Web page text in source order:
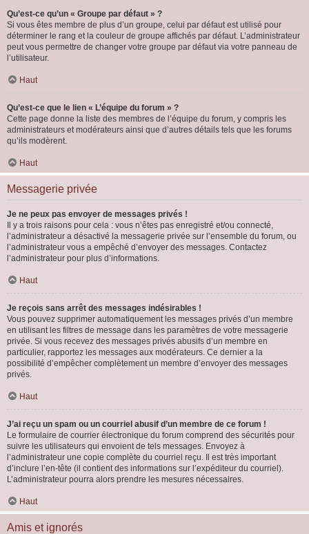
Qu’est-ce qu’un « Groupe par défaut » ?
Si vous êtes membre de plus d’un groupe, celui par défaut est utilisé pour
déterminer le rang et la couleur de groupe affichés par défaut. L’administrateur
peut vous permettre de changer votre groupe par défaut via votre panneau de
l’utilisateur.
Haut
Qu’est-ce que le lien « L’équipe du forum » ?
Cette page donne la liste des membres de l’équipe du forum, y compris les
administrateurs et modérateurs ainsi que d’autres détails tels que les forums
qu’ils modèrent.
Haut
Messagerie privée
Je ne peux pas envoyer de messages privés !
Il y a trois raisons pour cela : vous n’êtes pas enregistré et/ou connecté,
l’administrateur a désactivé la messagerie privée sur l’ensemble du forum, ou
l’administrateur vous a empêché d’envoyer des messages. Contactez
l’administrateur pour plus d’informations.
Haut
Je reçois sans arrêt des messages indésirables !
Vous pouvez supprimer automatiquement les messages privés d’un membre
en utilisant les filtres de message dans les paramètres de votre messagerie
privée. Si vous recevez des messages privés abusifs d’un membre en
particulier, rapportez les messages aux modérateurs. Ce dernier a la
possibilité d’empêcher complètement un membre d’envoyer des messages
privés.
Haut
J’ai reçu un spam ou un courriel abusif d’un membre de ce forum !
Le formulaire de courrier électronique du forum comprend des sécurités pour
suivre les utilisateurs qui envoient de tels messages. Envoyez à
l’administrateur une copie complète du courriel reçu. Il est très important
d’inclure l’en-tête (il contient des informations sur l’expéditeur du courriel).
L’administrateur pourra alors prendre les mesures nécessaires.
Haut
Amis et ignorés